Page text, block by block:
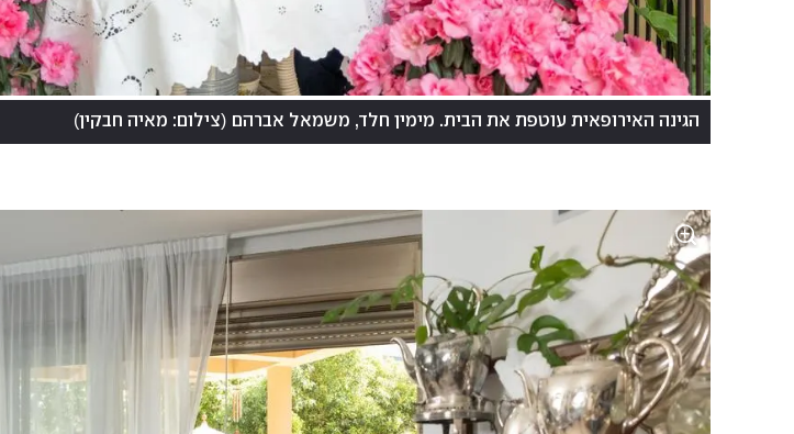
הגינה האירופאית עוטפת את הבית. מימין חלד, משמאל אברהם (צילום: מאיה חבקין)